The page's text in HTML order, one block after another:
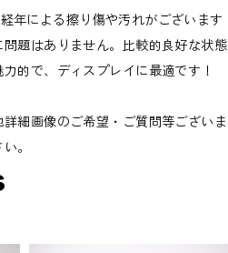
年による擦り傷や汚れがございます
題はありません。比較的良好な状態
的で、ディスプレイに最適です！
細画像のご希望・ご質問等ございま
。